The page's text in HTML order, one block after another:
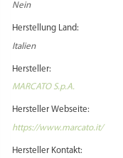
Nein
Herstellung Land:
Italien
Hersteller:
MARCATO S.p.A.
Hersteller Webseite:
https://www.marcato.it/
Hersteller Kontakt: